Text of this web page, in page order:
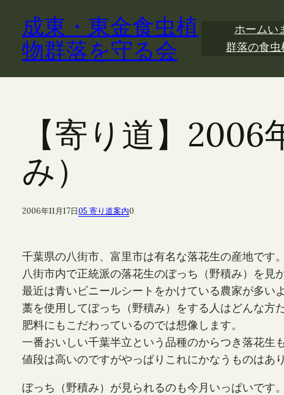
キ
成東・東金食虫植
物群落を守る会
ホームい
群落の食虫
【寄り道】
み）
2006年11月17日05 寄り道案内0
千葉県の八街市、富里市は有名な落花生の産地です。
八街市内で正統派の落花生のぼっち（野積み）を見
最近は青いビニールシートをかけている農家が多いよ
藁を使用してぼっち（野積み）をする人はどんな方だ
肥料にもこだわっているのでは想像します。
一番おいしい千葉半立という品種のからつき落花生
値段は高いのですがやっぱりこれにかなうものはあ
ぼっち（野積み）が見られるのも今月いっぱいです。